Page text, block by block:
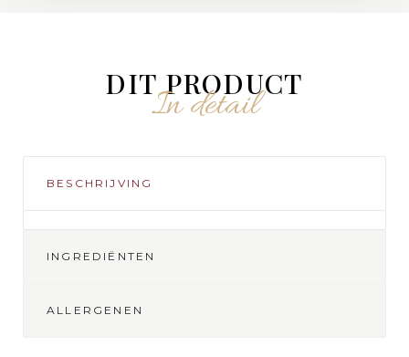
DIT PRODUCT
In detail
BESCHRIJVING
INGREDIËNTEN
ALLERGENEN